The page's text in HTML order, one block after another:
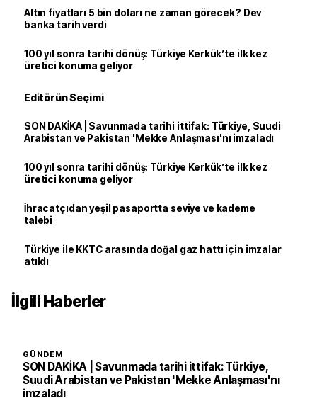
Altın fiyatları 5 bin doları ne zaman görecek? Dev
banka tarih verdi
100 yıl sonra tarihi dönüş: Türkiye Kerkük’te ilk kez
üretici konuma geliyor
Editörün Seçimi
SON DAKİKA | Savunmada tarihi ittifak: Türkiye, Suudi
Arabistan ve Pakistan 'Mekke Anlaşması'nı imzaladı
100 yıl sonra tarihi dönüş: Türkiye Kerkük’te ilk kez
üretici konuma geliyor
İhracatçıdan yeşil pasaportta seviye ve kademe
talebi
Türkiye ile KKTC arasında doğal gaz hattı için imzalar
atıldı
İlgili Haberler
GÜNDEM
SON DAKİKA | Savunmada tarihi ittifak: Türkiye,
Suudi Arabistan ve Pakistan 'Mekke Anlaşması'nı
imzaladı